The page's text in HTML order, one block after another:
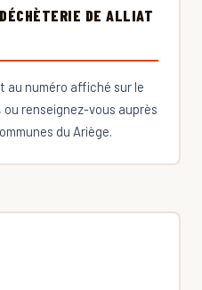
DE ALLIAT
au numéro affiché sur le
renseignez-vous auprès
du Ariège.